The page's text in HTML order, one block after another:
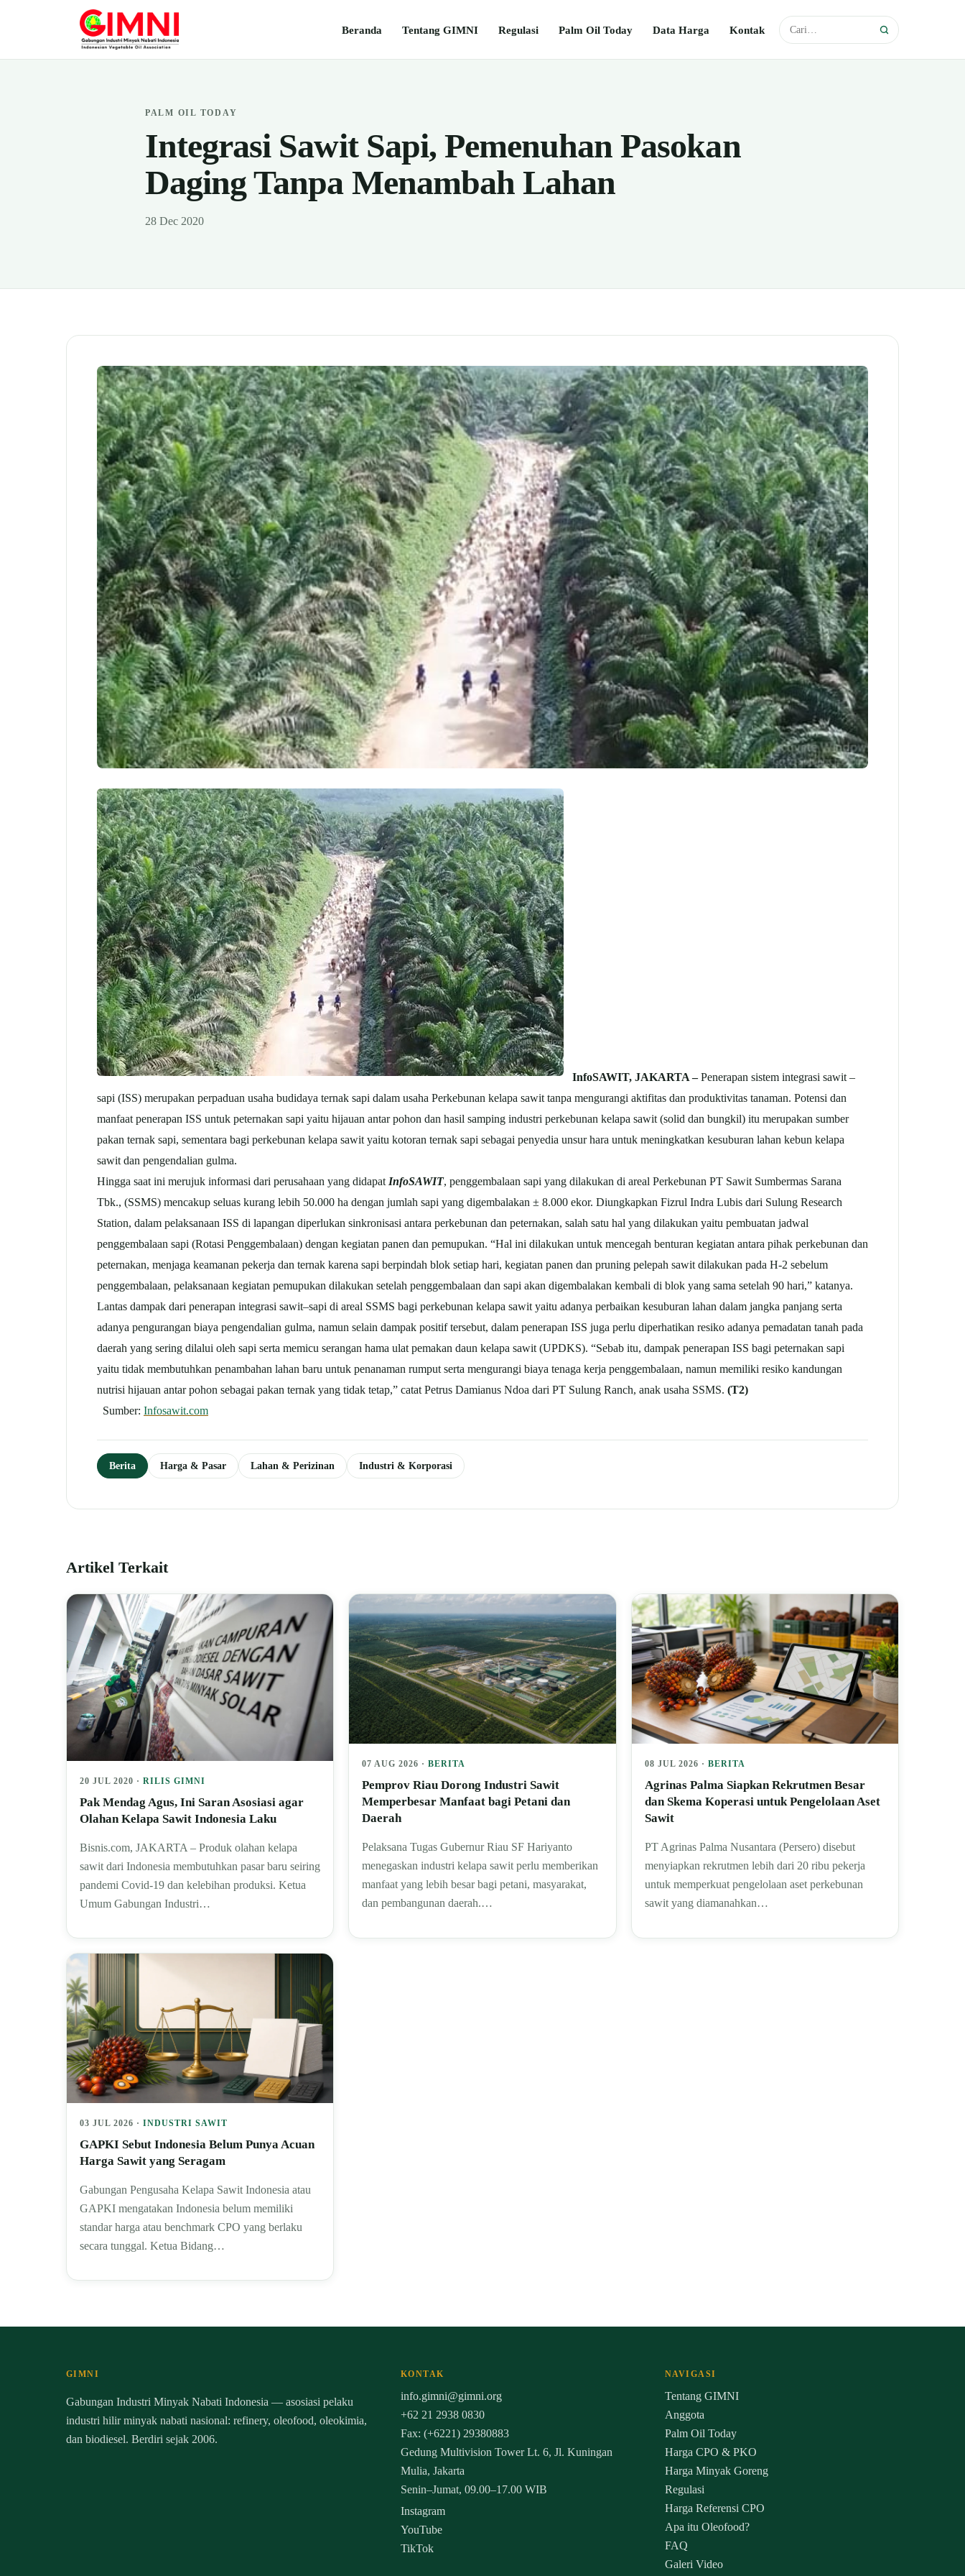
Beranda Tentang GIMNI Regulasi Palm Oil Today Data Harga Kontak
PALM OIL TODAY
Integrasi Sawit Sapi, Pemenuhan Pasokan
Daging Tanpa Menambah Lahan
28 Dec 2020
InfoSAWIT, JAKARTA –Penerapan sistem integrasi sawit –
sapi (ISS) merupakan perpaduan usaha budidaya ternak sapi dalam usaha Perkebunan kelapa sawit tanpa mengurangi aktifitas dan produktivitas tanaman. Potensi dan
manfaat penerapan ISS untuk peternakan sapi yaitu hijauan antar pohon dan hasil samping industri perkebunan kelapa sawit (solid dan bungkil) itu merupakan sumber
pakan ternak sapi, sementara bagi perkebunan kelapa sawit yaitu kotoran ternak sapi sebagai penyedia unsur hara untuk meningkatkan kesuburan lahan kebun kelapa
sawit dan pengendalian gulma.
Hingga saat ini merujuk informasi dari perusahaan yang didapat InfoSAWIT, penggembalaan sapi yang dilakukan di areal Perkebunan PT Sawit Sumbermas Sarana
Tbk., (SSMS) mencakup seluas kurang lebih 50.000 ha dengan jumlah sapi yang digembalakan ± 8.000 ekor. Diungkapkan Fizrul Indra Lubis dari Sulung Research
Station, dalam pelaksanaan ISS di lapangan diperlukan sinkronisasi antara perkebunan dan peternakan, salah satu hal yang dilakukan yaitu pembuatan jadwal
penggembalaan sapi (Rotasi Penggembalaan) dengan kegiatan panen dan pemupukan. “Hal ini dilakukan untuk mencegah benturan kegiatan antara pihak perkebunan dan
peternakan, menjaga keamanan pekerja dan ternak karena sapi berpindah blok setiap hari, kegiatan panen dan pruning pelepah sawit dilakukan pada H-2 sebelum
penggembalaan, pelaksanaan kegiatan pemupukan dilakukan setelah penggembalaan dan sapi akan digembalakan kembali di blok yang sama setelah 90 hari,” katanya.
Lantas dampak dari penerapan integrasi sawit–sapi di areal SSMS bagi perkebunan kelapa sawit yaitu adanya perbaikan kesuburan lahan dalam jangka panjang serta
adanya pengurangan biaya pengendalian gulma, namun selain dampak positif tersebut, dalam penerapan ISS juga perlu diperhatikan resiko adanya pemadatan tanah pada
daerah yang sering dilalui oleh sapi serta memicu serangan hama ulat pemakan daun kelapa sawit (UPDKS). “Sebab itu, dampak penerapan ISS bagi peternakan sapi
yaitu tidak membutuhkan penambahan lahan baru untuk penanaman rumput serta mengurangi biaya tenaga kerja penggembalaan, namun memiliki resiko kandungan
nutrisi hijauan antar pohon sebagai pakan ternak yang tidak tetap,” catat Petrus Damianus Ndoa dari PT Sulung Ranch, anak usaha SSMS. (T2)
Sumber: Infosawit.com
Berita Harga & Pasar Lahan & Perizinan Industri & Korporasi
Artikel Terkait
20 JUL 2020 · RILIS GIMNI
Pak Mendag Agus, Ini Saran Asosiasi agar
Olahan Kelapa Sawit Indonesia Laku
Bisnis.com, JAKARTA – Produk olahan kelapa
sawit dari Indonesia membutuhkan pasar baru seiring
pandemi Covid-19 dan kelebihan produksi. Ketua
Umum Gabungan Industri…
07 AUG 2026 ·BERITA
Pemprov Riau Dorong Industri Sawit
Memperbesar Manfaat bagi Petani dan
Daerah
Pelaksana Tugas Gubernur Riau SF Hariyanto
menegaskan industri kelapa sawit perlu memberikan
manfaat yang lebih besar bagi petani, masyarakat,
dan pembangunan daerah.…
08 JUL 2026 · BERITA
Agrinas Palma Siapkan Rekrutmen Besar
dan Skema Koperasi untuk Pengelolaan Aset
Sawit
PT Agrinas Palma Nusantara (Persero) disebut
menyiapkan rekrutmen lebih dari 20 ribu pekerja
untuk memperkuat pengelolaan aset perkebunan
sawit yang diamanahkan…
03 JUL 2026 · INDUSTRI SAWIT
GAPKI Sebut Indonesia Belum Punya Acuan
Harga Sawit yang Seragam
Gabungan Pengusaha Kelapa Sawit Indonesia atau
GAPKI mengatakan Indonesia belum memiliki
standar harga atau benchmark CPO yang berlaku
secara tunggal. Ketua Bidang…
GIMNI
Gabungan Industri Minyak Nabati Indonesia — asosiasi pelaku
industri hilir minyak nabati nasional: refinery, oleofood, oleokimia,
dan biodiesel. Berdiri sejak 2006.
KONTAK
info.gimni@gimni.org
+62 21 2938 0830
Fax: (+6221) 29380883
Gedung Multivision Tower Lt. 6, Jl. Kuningan
Mulia, Jakarta
Senin–Jumat, 09.00–17.00 WIB
Instagram
YouTube
TikTok
NAVIGASI
Tentang GIMNI
Anggota
Palm Oil Today
Harga CPO & PKO
Harga Minyak Goreng
Regulasi
Harga Referensi CPO
Apa itu Oleofood?
FAQ
Galeri Video